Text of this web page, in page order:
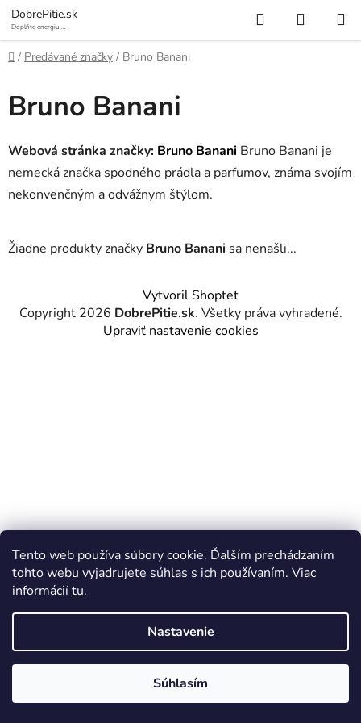
Tento web používa súbory cookie. Ďalším prechádzaním
tohto webu vyjadrujete súhlas s ich používaním. Viac
informáciítu.
Nastavenie
Súhlasím
Prejsť
na
obsah
DobrePitie.sk
Doplňte energiu,
Hľadať
KOŠÍK
Domov
/ Predávané značky / Bruno Banani
Bruno Banani
Webová stránka značky: Bruno Banani Bruno Banani je
nemecká značka spodného prádla a parfumov, známa svojím
nekonvenčným a odvážnym štýlom.
Žiadne produkty značky Bruno Banani sa nenašli...
Vytvoril Shoptet
Copyright 2026 DobrePitie.sk. Všetky práva vyhradené.
Upraviť nastavenie cookies